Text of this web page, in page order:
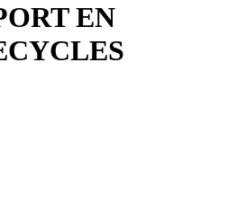
EN